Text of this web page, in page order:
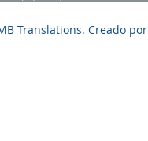
Translations. Creado